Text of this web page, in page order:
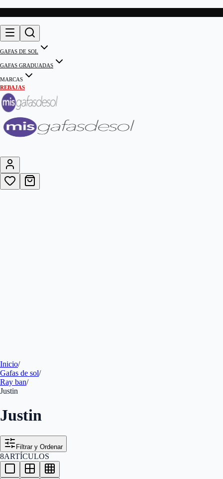
GAFAS DE SOL
GAFAS GRADUADAS
MARCAS
REBAJAS
Inicio/
Gafas de sol/
Ray ban/
Justin
Justin
Filtrar y Ordenar
8ARTÍCULOS